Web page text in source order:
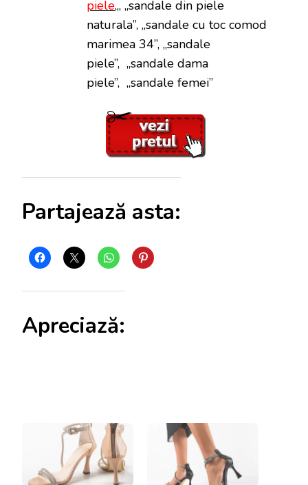
piele„, „sandale din piele
naturala”, „sandale cu toc comod
marimea 34”, „sandale
piele”, „sandale dama
piele”, „sandale femei”
Partajează asta:
Apreciază: